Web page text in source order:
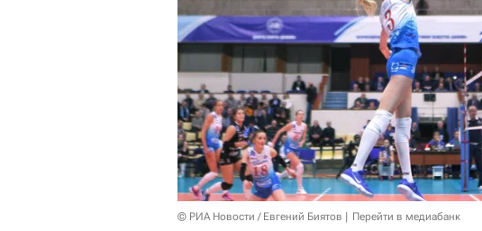
© РИА Новости / Евгений Биятов Перейти в медиабанк